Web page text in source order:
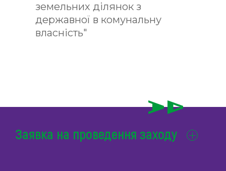
земельних ділянок з
державної в комунальну
власність"
Заявка на проведення заходу